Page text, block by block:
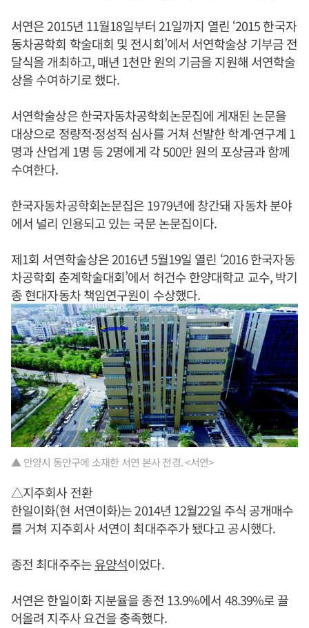
서연은 2015년 11월18일부터 21일까지 열린 ‘2015 한국자
동차공학회 학술대회 및 전시회’에서 서연학술상 기부금 전
달식을 개최하고, 매년 1천만 원의 기금을 지원해 서연학술
상을 수여하기로 했다.
서연학술상은 한국자동차공학회논문집에 게재된 논문을
대상으로 정량적·정성적 심사를 거쳐 선발한 학계·연구계 1
명과 산업계 1명 등 2명에게 각 500만 원의 포상금과 함께
수여한다.
한국자동차공학회논문집은 1979년에 창간돼 자동차 분야
에서 널리 인용되고 있는 국문 논문집이다.
제1회 서연학술상은 2016년 5월19일 열린 ‘2016 한국자동
차공학회 춘계학술대회’에서 허건수 한양대학교 교수, 박기
종 현대자동차 책임연구원이 수상했다.
▲ 안양시 동안구에 소재한 서연 본사 전경. <서연>
△지주회사 전환
한일이화(현 서연이화)는 2014년 12월22일 주식 공개매수
를 거쳐 지주회사 서연이 최대주주가 됐다고 공시했다.
종전 최대주주는유양석이었다.
서연은 한일이화 지분율을 종전 13.9%에서 48.39%로 끌
어올려 지주사 요건을 충족했다.